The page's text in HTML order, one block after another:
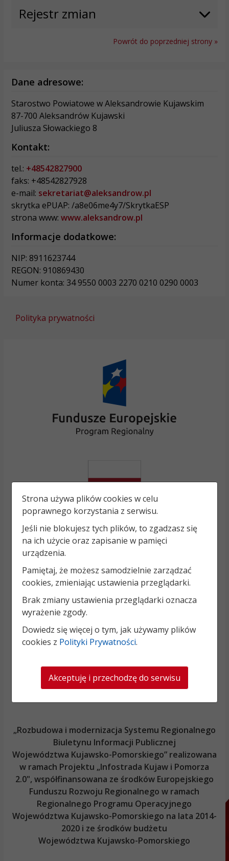
Rejestr zmian
Powrót do poprzedniej strony »
Dane adresowe:
Starostwo Powiatowe w Aleksandrowie Kujawskim
87-700 Aleksandrów Kujawski
Juliusza Słowackiego 8
Kontakt:
tel.: +48542827900
faks: +48542827928
e-mail: sekretariat@aleksandrow.pl
skrytka ePUAP: /a8e06me4y7/SkrytkaESP
strona www: www.aleksandrow.pl
Informacje dodatkowe:
NIP: 8911623744
REGON: 910869430
Numer konta: 34 9550 0003 2270 0210 0290 0003
Polityka prywatności
„Rozbudowa i modernizacja Systemu Regionalnego
Biuletynu Informacji Publicznej
Województwa Kujawsko-Pomorskiego” realizowana
w ramach Projektu „Infostrada Kujaw i Pomorza
2.0", współfinansowana ze środków Europejskiego
Funduszu Rozwoju Regionalnego w ramach
Regionalnego Programu Operacyjnego
Województwa Kujawsko-Pomorskiego na lata 2014-
2020 i ze środków budżetu
Województwa Kujawsko-Pomorskiego
Strona używa plików cookies w celu
poprawnego korzystania z serwisu.
Jeśli nie blokujesz tych plików, to zgadzasz się
na ich użycie oraz zapisanie w pamięci
urządzenia.
Pamiętaj, że możesz samodzielnie zarządzać
cookies, zmieniając ustawienia przeglądarki.
Brak zmiany ustawienia przeglądarki oznacza
wyrażenie zgody.
Dowiedz się więcej o tym, jak używamy plików
cookies z Polityki Prywatności.
Akceptuję i przechodzę do serwisu